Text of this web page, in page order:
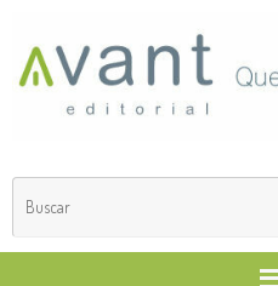
contenido